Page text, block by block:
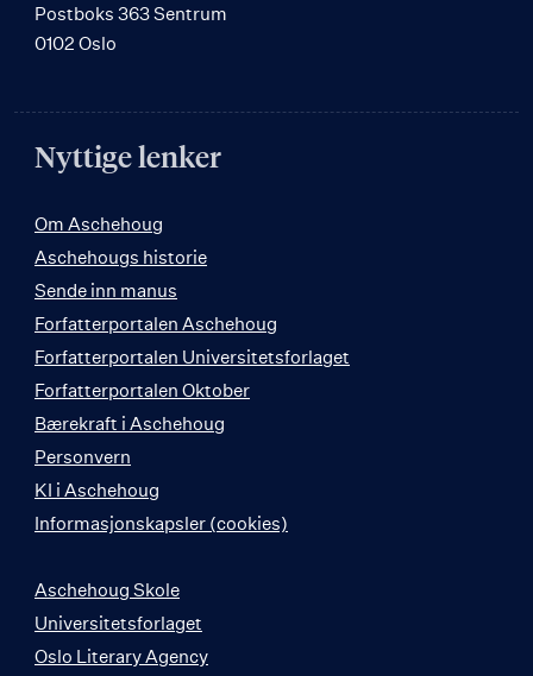
Postboks 363 Sentrum
0102 Oslo
Nyttige lenker
Om Aschehoug
Aschehougs historie
Sende inn manus
Forfatterportalen Aschehoug
Forfatterportalen Universitetsforlaget
Forfatterportalen Oktober
Bærekraft i Aschehoug
Personvern
KI i Aschehoug
Informasjonskapsler (cookies)
Aschehoug Skole
Universitetsforlaget
Oslo Literary Agency